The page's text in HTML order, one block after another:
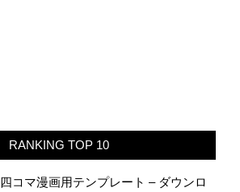
RANKING TOP 10
四コマ漫画用テンプレート – ダウンロ